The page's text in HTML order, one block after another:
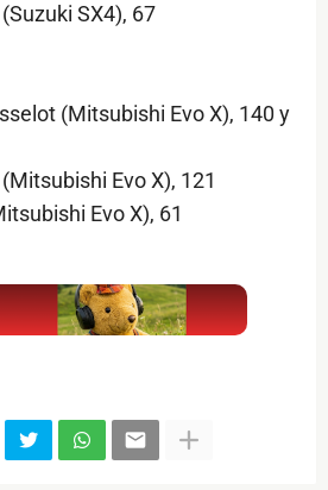
SX4), 67
(Mitsubishi Evo X), 140 y
Evo X), 121
Evo X), 61